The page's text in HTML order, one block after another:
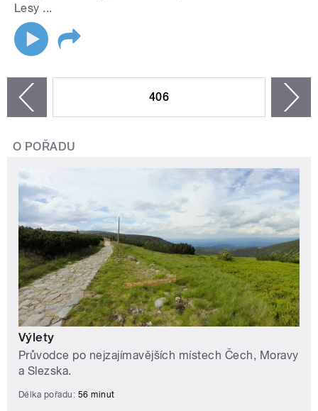
Lesy ...
406
O POŘADU
Výlety
Průvodce po nejzajímavějších místech Čech, Moravy
a Slezska.
Délka pořadu: 56 minut